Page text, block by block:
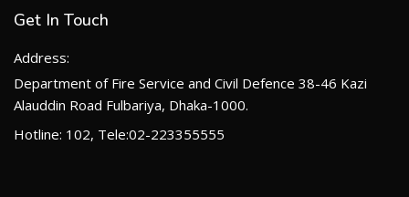
Get In Touch
Address:
Department of Fire Service and Civil Defence 38-46 Kazi
Alauddin Road Fulbariya, Dhaka-1000.
Hotline: 102, Tele:02-223355555